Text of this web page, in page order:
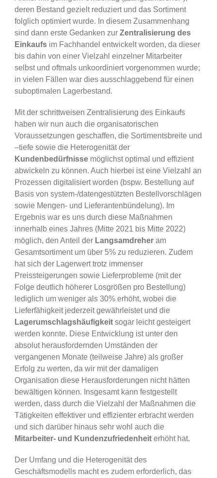
deren Bestand gezielt reduziert und das Sortiment
folglich optimiert wurde. In diesem Zusammenhang
sind dann erste Gedanken zur Zentralisierung des
Einkaufsim Fachhandel entwickelt worden, da dieser
bis dahin von einer Vielzahl einzelner Mitarbeiter
selbst und oftmals unkoordiniert vorgenommen wurde;
in vielen Fällen war dies ausschlaggebend für einen
suboptimalen Lagerbestand.
Mit der schrittweisen Zentralisierung des Einkaufs
haben wir nun auch die organisatorischen
Voraussetzungen geschaffen, die Sortimentsbreite und
–tiefe sowie die Heterogenität der
Kundenbedürfnissemöglichst optimal und effizient
abwickeln zu können. Auch hierbei ist eine Vielzahl an
Prozessen digitalisiert worden (bspw. Bestellung auf
Basis von system-/datengestützten Bestellvorschlägen
sowie Mengen- und Lieferantenbündelung). Im
Ergebnis war es uns durch diese Maßnahmen
innerhalb eines Jahres (Mitte 2021 bis Mitte 2022)
möglich, den Anteil der Langsamdreheram
Gesamtsortiment um über 5% zu reduzieren. Zudem
hat sich der Lagerwert trotz immenser
Preissteigerungen sowie Lieferprobleme (mit der
Folge deutlich höherer Losgrößen pro Bestellung)
lediglich um weniger als 30% erhöht, wobei die
Lieferfähigkeit jederzeit gewährleistet und die
Lagerumschlagshäufigkeitsogar leicht gesteigert
werden konnte. Diese Entwicklung ist unter den
absolut herausfordernden Umständen der
vergangenen Monate (teilweise Jahre) als großer
Erfolg zu werten, da wir mit der damaligen
Organisation diese Herausforderungen nicht hätten
bewältigen können. Insgesamt kann festgestellt
werden, dass durch die Vielzahl der Maßnahmen die
Tätigkeiten effektiver und effizienter erbracht werden
und sich darüber hinaus sehr wohl auch die
Mitarbeiter- und Kundenzufriedenheiterhöht hat.
Der Umfang und die Heterogenität des
Geschäftsmodells macht es zudem erforderlich, das